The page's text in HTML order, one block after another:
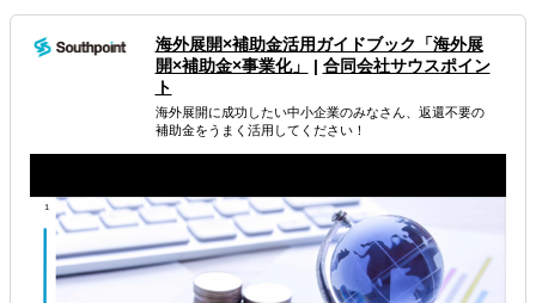
AIでは辿り着けない、現地スタッフと有識者の一次情報。
属するジャンル
海外進出総合支援 海外進出戦略・事業計画立案
解決できる課題
どの国に進出するべきか決めたい
海外展開×補助金活用ガイドブック「海外展
開×補助金×事業化」
| 合同会社サウスポイン
ト
海外展開に成功したい中小企業のみなさん、返還不要の
補助金をうまく活用してください！